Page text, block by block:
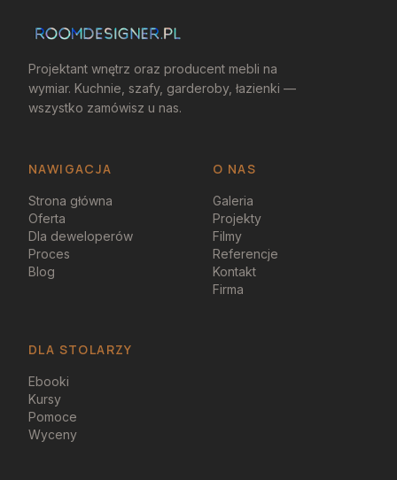
Projektant wnętrz oraz producent mebli na
wymiar. Kuchnie, szafy, garderoby, łazienki —
wszystko zamówisz u nas.
NAWIGACJA O NAS
Strona główna
Oferta
Dla deweloperów
Proces
Blog
Galeria
Projekty
Filmy
Referencje
Kontakt
Firma
DLA STOLARZY
Ebooki
Kursy
Pomoce
Wyceny